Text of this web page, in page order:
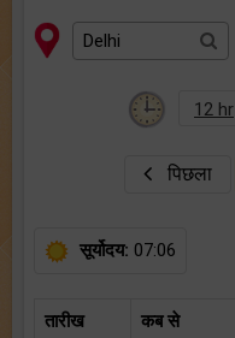
12 hr
पिछला
सूर्योदय: 07:06
तारीख कब से